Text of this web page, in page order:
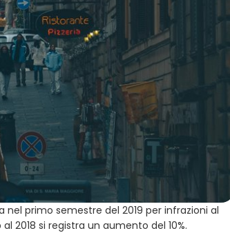
primo semestre del 2019 per infrazioni al
2018 si registra un aumento del 10%.